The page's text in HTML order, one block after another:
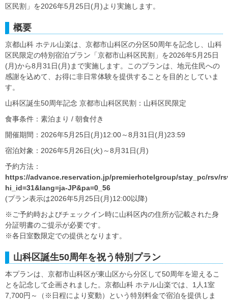
区民割」を2026年5月25日(月)より実施します。
概要
京都山科 ホテル山楽は、京都市山科区の分区50周年を記念し、山科
区民限定の特別宿泊プラン「京都市山科区民割」を2026年5月25日
(月)から8月31日(月)まで実施します。このプランは、地元住民への
感謝を込めて、お得に非日常体験を提供することを目的としていま
す。
山科区誕生50周年記念 京都市山科区民割：山科区民限定
食事条件：素泊まり / 朝食付き
開催期間：2026年5月25日(月)12:00～8月31日(月)23:59
宿泊対象：2026年5月26日(火)～8月31日(月)
予約方法：
https://advance.reservation.jp/premierhotelgroup/stay_pc/rsv/
hi_id=31&lang=ja-JP&pa=0_56
(プラン表示は2026年5月25日(月)12:00以降)
※ご予約時およびチェックイン時に山科区内の住所が記載された身
分証明書のご提示が必要です。
※各日室数限定での提供となります。
山科区誕生50周年を祝う特別プラン
本プランは、京都市山科区が東山区から分区して50周年を迎えるこ
とを記念して企画されました。京都山科 ホテル山楽では、1人1室
7,700円～（※日程により変動）という特別料金で宿泊を提供しま